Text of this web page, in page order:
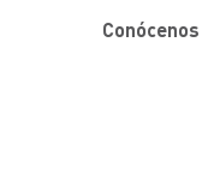
Conócenos